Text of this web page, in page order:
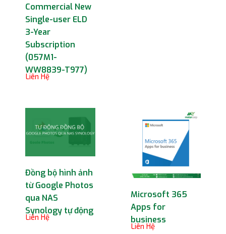
Commercial New
Single-user ELD
3-Year
Subscription
(057M1-
WW8839-T977)
Liên Hệ
Đồng bộ hình ảnh
từ Google Photos
qua NAS
Synology tự động
Liên Hệ
Microsoft 365
Apps for
business
Liên Hệ